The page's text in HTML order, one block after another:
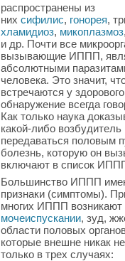
распространены из
них сифилис, гонорея,
хламидиоз, микоплазмоз,
и др. Почти все
вызывающие ИППП,
абсолютными
человека. Это значит,
встречаются у
обнаружение всегда
Как только наука
какой-либо
передаваться половым
болезнь, которую он
включают в список
Большинство ИППП
признаки (симптомы).
многих ИППП возникают
мочеиспускании, зуд,
области половых
которые внешне никак
только в трех случаях: